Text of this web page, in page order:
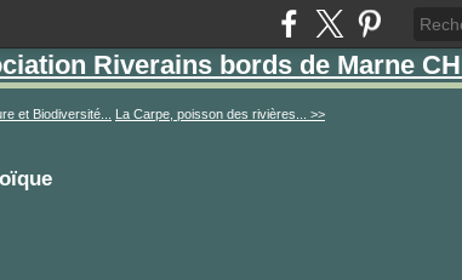
Riverains bords de Marne
et Biodiversité... La Carpe, poisson des rivières... >>